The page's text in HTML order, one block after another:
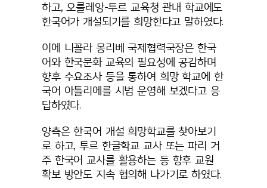
하고, 오를레앙-투르 교육청 관내 학교에도
한국어가 개설되기를 희망한다고 말하였다.
이에 니꼴라 몽리베 국제협력국장은 한국
어와 한국문화 교육의 필요성에 공감하며
향후 수요조사 등을 통하여 희망 학교에 한
국어 아틀리에를 시범 운영해 보겠다고 응
답하였다.
양측은 한국어 개설 희망학교를 찾아보기
로 하고, 투르 한글학교 교사 또는 파리 거
주 한국어 교사를 활용하는 등 향후 교원
확보 방안도 지속 협의해 나가기로 하였다.